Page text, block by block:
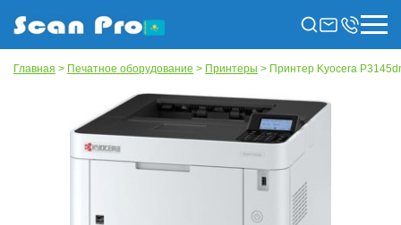
Главная > Печатное оборудование > Принтеры > Принтер Kyocera